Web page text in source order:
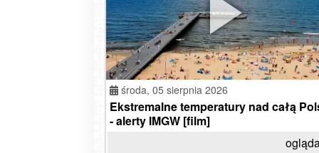
środa, 05 sierpnia 2026
Ekstremalne temperatury nad całą
- alerty IMGW [film]